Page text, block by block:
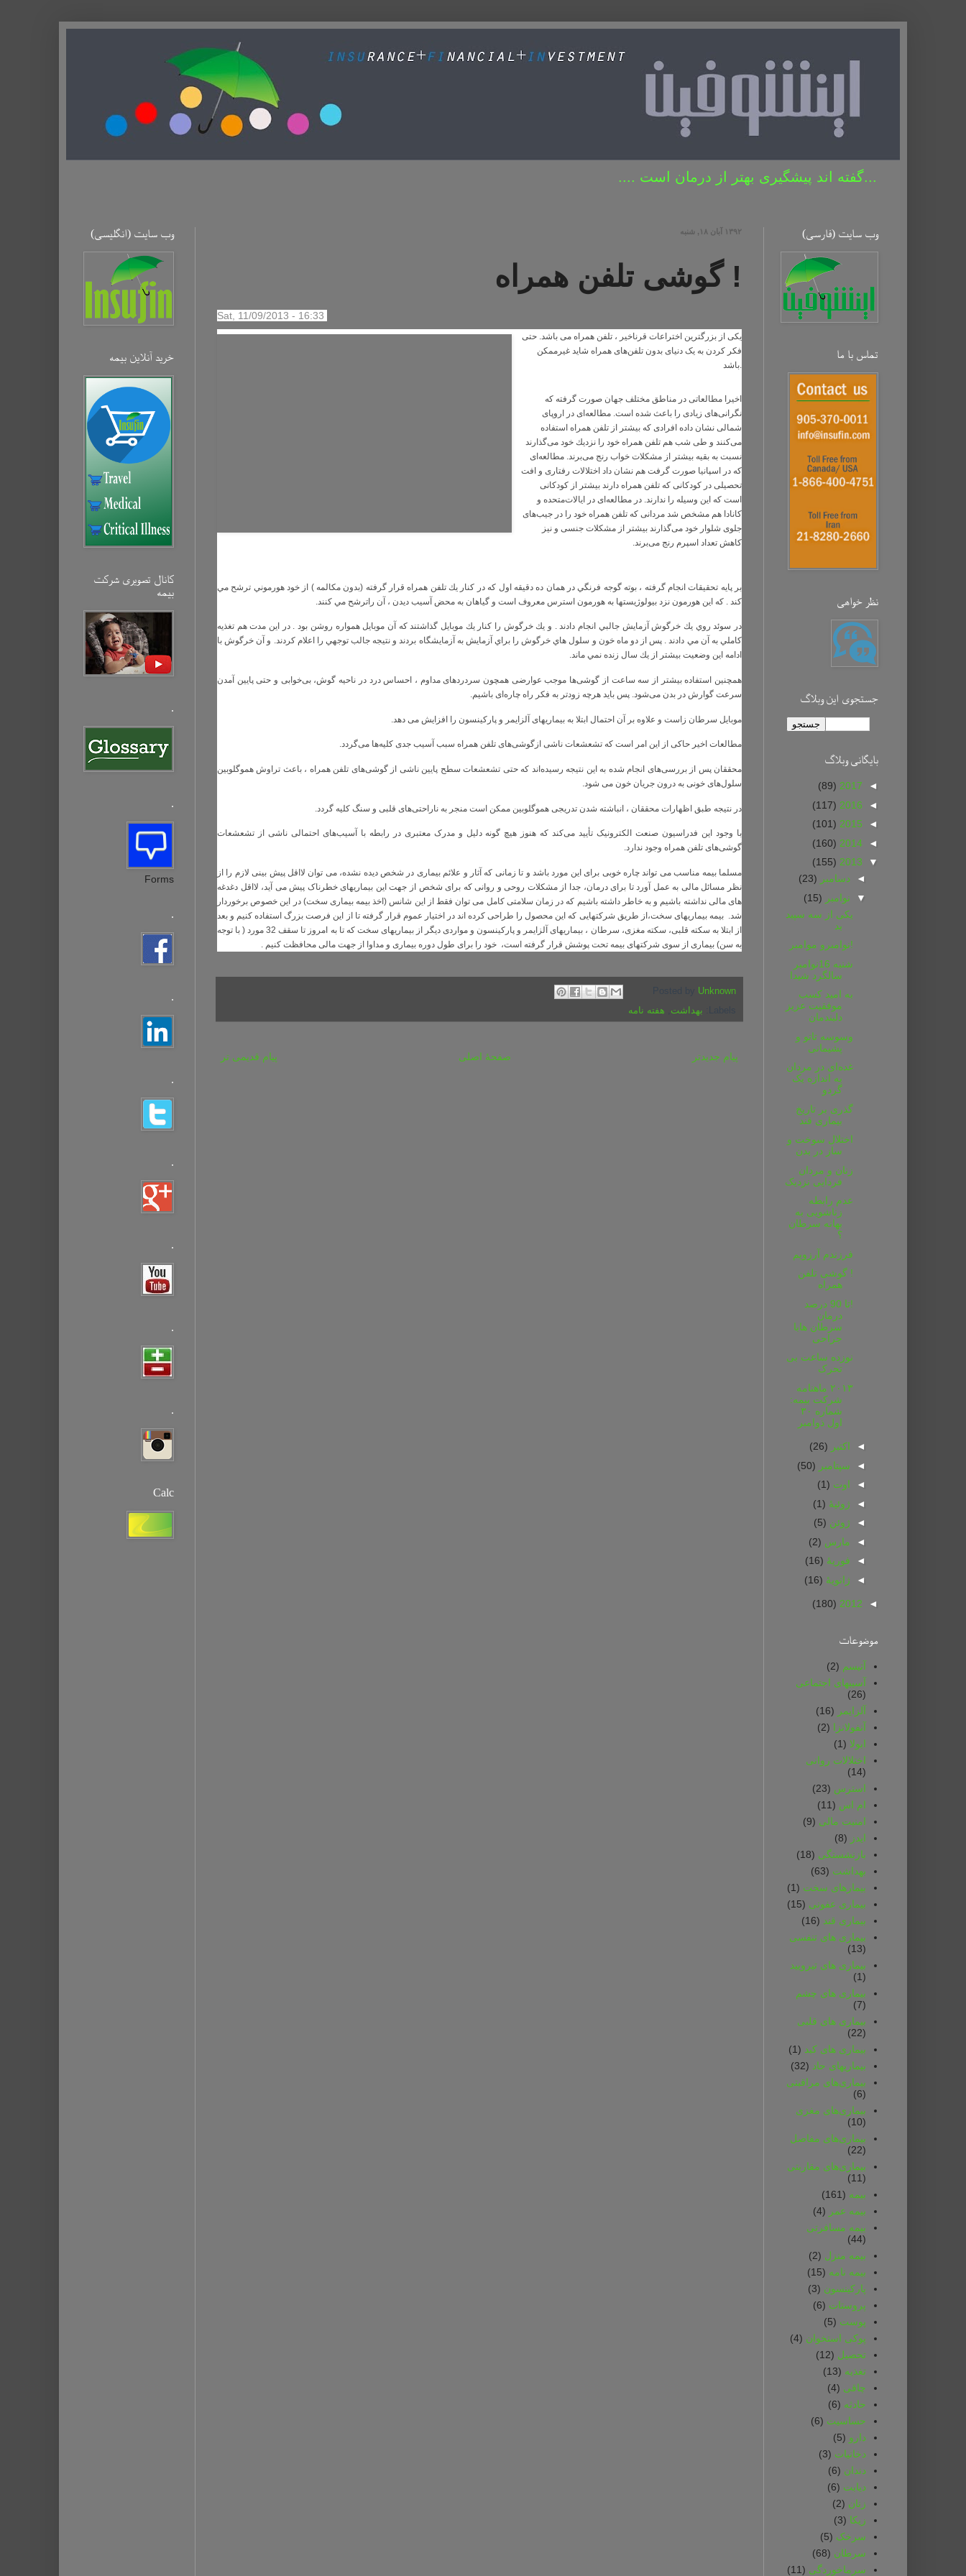
...گفته اند پیشگیری بهتر از درمان است ....
۱۳۹۲ آبان ۱۸, شنبه
! گوشی‌ تلفن همراه
Sat, 11/09/2013 - 16:33
یکی از بزرگترین اختراعات قرناخیر ، تلفن همراه می باشد. حتی
فکر کردن به یک دنیای بدون تلفن‌های همراه شاید غیرممکن
اخیرا مطالعاتی در مناطق مختلف جهان صورت گرفته كه
نگرانی‌های زیادی را باعث شده است. مطالعه‌ای در اروپای
شمالی نشان داده افرادی كه بیشتر از تلفن همراه استفاده
می‌كنند و طی شب هم تلفن همراه خود را نزدیك خود می‌گذارند
نسبت به بقیه بیشتر از مشكلات خواب رنج می‌برند. مطالعه‌ای
كه در اسپانیا صورت گرفت هم نشان داد اختلالات رفتاری و افت
تحصیلی در كودكانی كه تلفن همراه دارند بیشتر از كودكانی
است كه این وسیله را ندارند. در مطالعه‌ای در ایالات‌متحده و
كانادا هم مشخص شد مردانی كه تلفن همراه خود را در جیب‌های
جلوی شلوار خود می‌گذارند بیشتر از مشكلات جنسی و نیز
كاهش تعداد اسپرم رنج می‌برند.
بر پايه تحقيقات انجام گرفته ، بوته گوجه فرنگي در همان ده دقيقه اول كه در كنار يك تلفن همراه قرار گرفته (بدون مكالمه ) از خود هورموني ترشح مي
كند . كه اين هورمون نزد بيولوژيستها به هورمون استرس معروف است و گياهان به محض آسيب ديدن ، آن راترشح مي كنند.
در سوئد روي يك خرگوش آزمايش جالبي انجام دادند . و يك خرگوش را كنار يك موبايل گذاشتند كه آن موبايل همواره روشن بود . در اين مدت هم تغذيه
كاملي به آن مي دادند . پس از دو ماه خون و سلول هاي خرگوش را براي آزمايش به آزمايشگاه بردند و نتيجه جالب توجهي را اعلام كردند. و آن خرگوش با
ادامه اين وضعيت بيشتر از يك سال زنده نمي ماند.
همچنین استفاده بیشتر از سه ساعت از گوشی‌ها موجب عوارضی همچون سردردهای مداوم ، احساس درد در ناحیه گوش، بی‌خوابی و حتی پایین آمدن
سرعت گوارش در بدن می‌شود. پس باید هرچه زودتر به فکر راه چاره‌ای باشیم.
موبایل سرطان زاست و علاوه بر آن احتمال ابتلا به بیماریهای آلزایمر و پارکینسون را افزایش می دهد.
مطالعات اخیر حاکی از این امر است که تشعشعات ناشی ازگوشی‌های تلفن همراه سبب آسیب جدی کلیه‌ها می‌گردد.
محققان پس از بررسی‌های انجام شده به این نتیجه رسیده‌اند که حتی تشعشعات سطح پایین ناشی از گوشی‌های تلفن همراه ، باعث تراوش هموگلوبین
سلول‌های خونی به درون جریان خون می شود.
در نتیجه طبق اظهارات محققان ، انباشته شدن تدریجی هموگلوبین ممکن است منجر به ناراحتی‌های قلبی و سنگ کلیه گردد.
با وجود این فدراسیون صنعت الکترونیک تأیید می‌کند که هنوز هیچ گونه دلیل و مدرک معتبری در رابطه با آسیب‌های احتمالی ناشی از تشعشعات
گوشی‌های تلفن همراه وجود ندارد.
مسلما بیمه مناسب می تواند چاره خوبی برای این مورد باشد و تا زمانی که آثار و علائم بیماری در شخص دیده نشده، می توان لااقل پیش بینی لازم را از
نظر مسائل مالی به عمل آورد تا برای درمان، جدا از مشکلات روحی و روانی که برای شخص از جهت این بیماریهای خطرناک پیش می آید، لااقل دغدغه
های مالی نداشته باشیم و به خاطر داشته باشیم که در زمان سلامتی کامل می توان فقط از این شانس (اخذ بیمه بیماری سخت) در این خصوص برخوردار
شد. بیمه بیماریهای سخت،از طریق شرکتهایی که این محصول را طراحی کرده اند در اختیار عموم قرار گرفته تا از این فرصت بزرگ استفاده کنیم و بعد
از ابتلا به سکته قلبی، سکته مغزی، سرطان ، بیماریهای آلزایمر و پارکینسون و مواردی دیگر از بیماریهای سخت که تا به امروز تا سقف 32 مورد ( با توجه
به سن) بیماری از سوی شرکتهای بیمه تحت پوشش قرار گرفته است، خود را برای طول دوره بیماری و مداوا از جهت مالی محافظت کنیم .
Unknown
بهداشت هفته نامه
پیام جدیدتر پیام قدیمی تر صفحهٔ اصلی
وب سایت (ا‌نگلیسی)
خرید آنلاین بیمه‌
کانال تصویری شرکت
بیمه‌
.
.
Forms
.
.
.
.
.
.
.
Calc
وب سایت (فارسی)
تماس با ما
نظر خواهی‌
جستجوی این وبلاگ
بايگانی وبلاگ
◄
2017
(89)
◄
2016
(117)
◄
2015
(101)
◄
2014
(160)
▼
2013
(155)
◄ دسامبر (23)
▼ نوامبر (15)
یکی از سه سپید
بد
!نوامبرو موامبر
شنبه 16نوامبر
سالگرد شیدا
به امید کسب
موفقیت عزیز
دلبندمان
وسوسه تاتو و
پشیمانی
غده‌ای در مردان
به اندازه یک
گردو
گذری بر تاریخ
بیماری قند
اختلال سوخت و
ساز در بدن
زنان و مردان
فردایی نزدیک
عدم رابطه
زناشویی به
بهانه سرطان
؟
فرزندم آرزویم
! گوشی‌ تلفن
همراه
!تا 90 درصد
درمان
سرطان هابا
جراحی
نوزده ساعت بی
تحرک
۲۰۱۳ ماهنامه
شرکت بیمه:
شماره ۳۰
اول ذوامبر
◄ اکتبر (26)
◄ سپتامبر (50)
◄
اوت (1)
◄ ژوئیهٔ (1)
◄ ژوئن (5)
◄ مارس (2)
◄ فوریهٔ (16)
◄ ژانویهٔ (16)
◄
2012
(180)
موضوعات
آتیسم (2)
آسیبهای اجتماعی
(26)
آلزایمر (16)
آنفولانزا
(2)
ابولا (1)
اختلالات روانی
(14)
استرس (23)
ام اس (11)
امنیت مالی (9)
ایدز (8)
بازنشستگی (18)
بهداشت (63)
بیمارهای سخت (1)
بیماری عفونی (15)
بیماری قند (16)
بیماری های تنفسی
(13)
بیماری های تیرویید
(1)
بیماری های چشم
(7)
بیماری های قلبی
(22)
بیماری های کبد (1)
بیماریهای حاد (32)
بیماری‌های مراقبتی
(6)
بیماری‌های مغزی
(10)
بیماری‌های مفاصل
(22)
بیماری‌های مقاربتی
(11)
بیمه (161)
بیمه‌ عمر (4)
بیمه‌ مسافرتی‌
(44)
بیمه‌ منزل (2)
بیمه‌ نامه (15)
پارکینسون (3)
پروستات (6)
پوست (5)
پوکی استخوان (4)
تحصیل (12)
تغذیه (13)
چاقی (4)
حادثه (6)
حساسیت (6)
دارو (5)
دخانیات (3)
دندان (6)
دیابت (6)
زنان (2)
زیکا (3)
سرخک (5)
سرطان (68)
سرماخوردگی (11)